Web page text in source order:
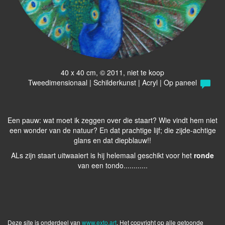
40 x 40 cm, © 2011, niet te koop
Tweedimensionaal | Schilderkunst | Acryl | Op paneel
Een pauw: wat moet ik zeggen over die staart? Wie vindt hem niet
een wonder van de natuur? En dat prachtige lijf; die zijde-achtige
glans en dat diepblauw!!
ALs zijn staart uitwaaiert is hij helemaal geschikt voor het ronde
van een tondo............
Deze site is onderdeel van www.exto.art. Het copyright op alle getoonde